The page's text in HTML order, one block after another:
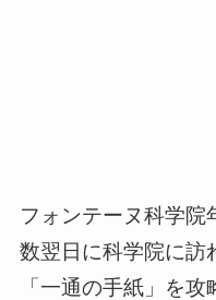
フォンテーヌ科学院
数翌日に科学院に訪
「一通の手紙」を攻